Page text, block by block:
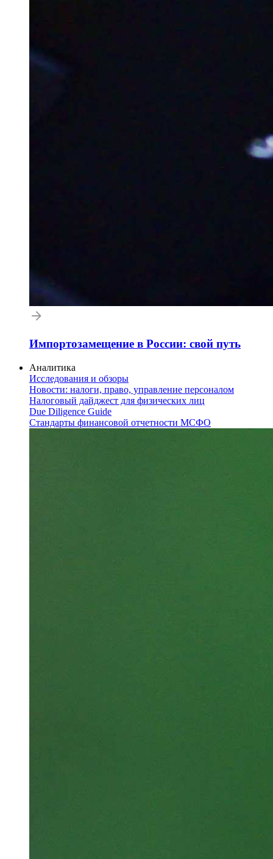
Импортозамещение в России: свой путь
Аналитика
Исследования и обзоры
Новости: налоги, право, управление персоналом
Налоговый дайджест для физических лиц
Due Diligence Guide
Стандарты финансовой отчетности МСФО